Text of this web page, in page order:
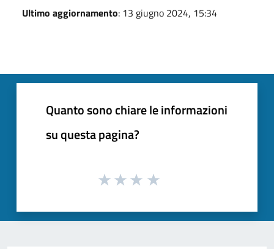
Ultimo aggiornamento: 13 giugno 2024, 15:34
Quanto sono chiare le informazioni
su questa pagina?